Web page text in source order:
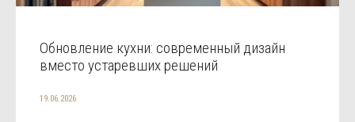
Обновление кухни: современный дизайн
вместо устаревших решений
19.06.2026